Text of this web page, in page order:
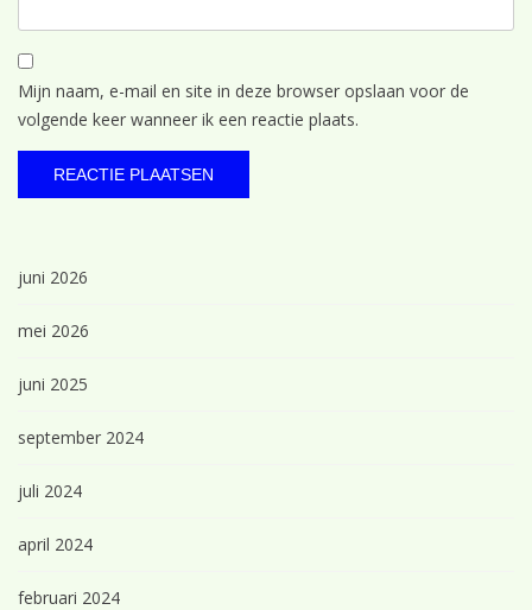
Mijn naam, e-mail en site in deze browser opslaan voor de
volgende keer wanneer ik een reactie plaats.
juni 2026
mei 2026
juni 2025
september 2024
juli 2024
april 2024
februari 2024